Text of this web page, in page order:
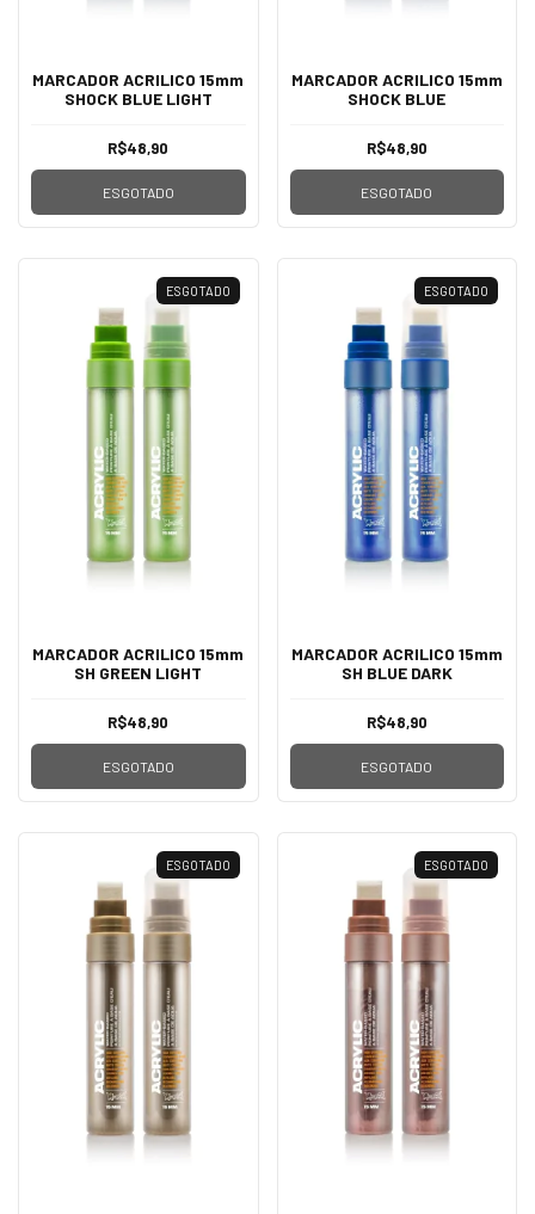
MARCADOR ACRILICO 15mm
SHOCK BLUE LIGHT
R$48,90
ESGOTADO
MARCADOR ACRILICO 15mm
SHOCK BLUE
R$48,90
ESGOTADO
ESGOTADO
MARCADOR ACRILICO 15mm
SH GREEN LIGHT
R$48,90
ESGOTADO
ESGOTADO
MARCADOR ACRILICO 15mm
SH BLUE DARK
R$48,90
ESGOTADO
ESGOTADO ESGOTADO